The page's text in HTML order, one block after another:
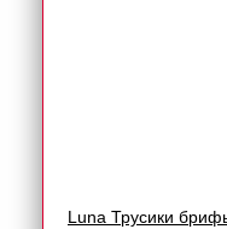
Luna Трусики